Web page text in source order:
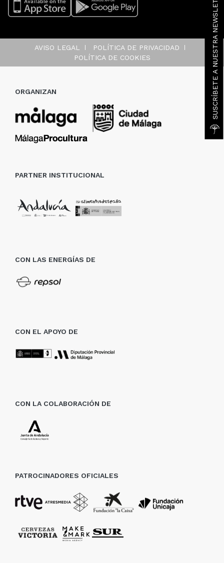
SUSCRÍBETE A NUESTRA NEWSLETTER
AVISO LEGAL
POLÍTICA DE PRIVACIDAD
POLÍTICA DE COOKIES
ORGANIZAN
PARTNER INSTITUCIONAL
CON LAS ENERGÍAS DE
CON EL APOYO DE
CON LA COLABORACIÓN DE
PATROCINADORES OFICIALES